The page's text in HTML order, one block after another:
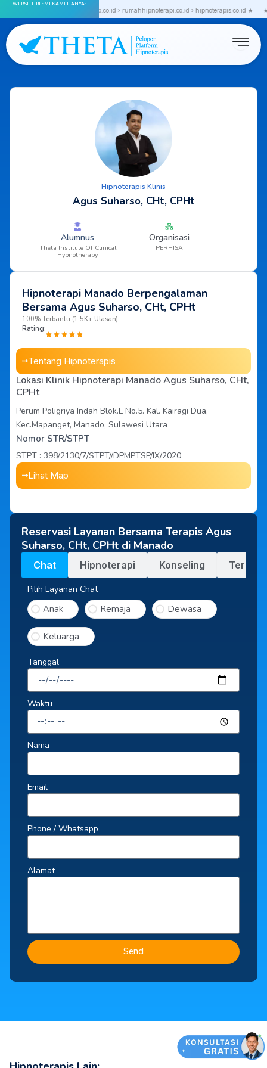
Skip
content
WEBSITE RESMI KAMI HANYA:
› thetainstitute.co.id › thetagroup.co.id › rumahhipnoterapi.co.id › hipnoterapis.co.id ★
Hipnoterapis Klinis
Agus Suharso, CHt, CPHt
Alumnus
Theta Institute Of Clinical
Hypnotherapy
Organisasi
PERHISA
Hipnoterapi Manado Berpengalaman
Bersama Agus Suharso, CHt, CPHt
100% Terbantu (1.5K+ Ulasan)
Rating:
Tentang Hipnoterapis
Lokasi Klinik Hipnoterapi Manado Agus Suharso, CHt,
CPHt
Perum Poligriya Indah Blok.L No.5. Kal. Kairagi Dua,
Kec.Mapanget, Manado, Sulawesi Utara
Nomor STR/STPT
STPT : 398/2130/7/STPT//DPMPTSP/IX/2020
Lihat Map
Reservasi Layanan Bersama Terapis Agus
Suharso, CHt, CPHt di Manado
Chat Hipnoterapi Konseling Terapi
Pilih Layanan Chat
Anak Remaja Dewasa
Keluarga
Tanggal
Waktu
Nama
Email
Phone / Whatsapp
Alamat
Send